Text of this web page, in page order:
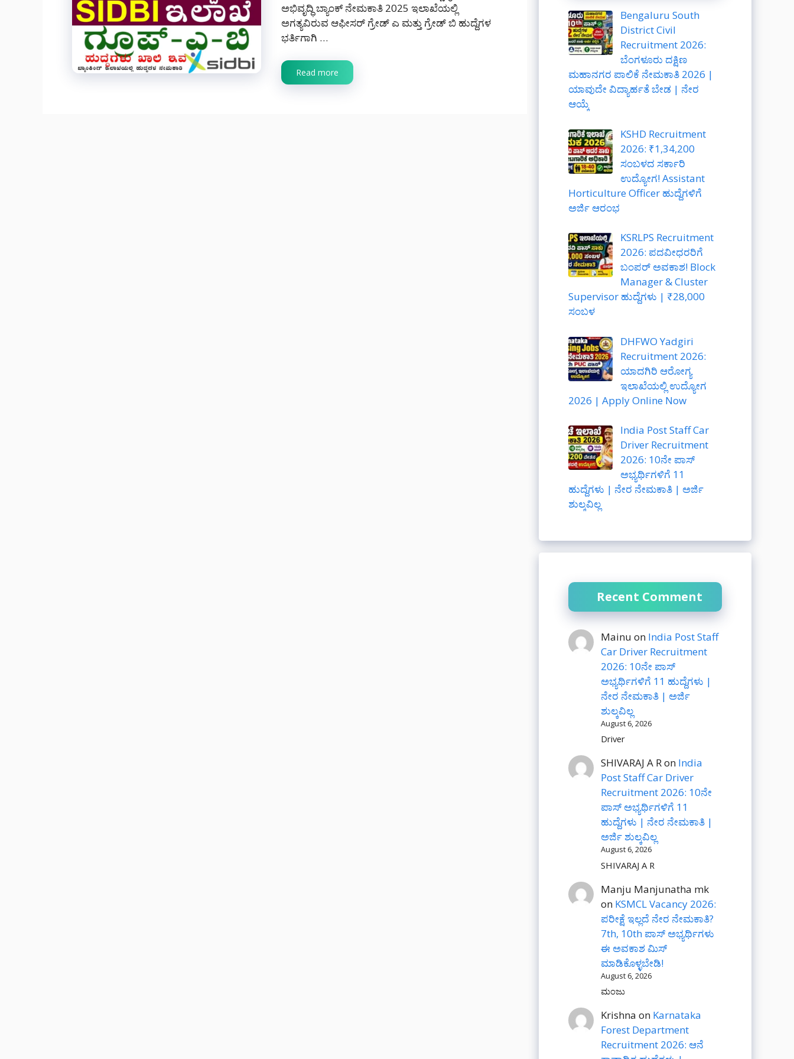
ಅಭಿವೃದ್ಧಿ ಬ್ಯಾಂಕ್ ನೇಮಕಾತಿ 2025 ಇಲಾಖೆಯಲ್ಲಿ
ಅಗತ್ಯವಿರುವ ಆಫೀಸರ್ ಗ್ರೇಡ್ ಎ ಮತ್ತು ಗ್ರೇಡ್ ಬಿ ಹುದ್ದೆಗಳ
ಭರ್ತಿಗಾಗಿ …
Read more
Bengaluru South
District Civil
Recruitment 2026:
ಬೆಂಗಳೂರು ದಕ್ಷಿಣ
ಮಹಾನಗರ ಪಾಲಿಕೆ ನೇಮಕಾತಿ 2026 |
ಯಾವುದೇ ವಿದ್ಯಾರ್ಹತೆ ಬೇಡ | ನೇರ
ಆಯ್ಕೆ
KSHD Recruitment
2026: ₹1,34,200
ಸಂಬಳದ ಸರ್ಕಾರಿ
ಉದ್ಯೋಗ! Assistant
Horticulture Officer ಹುದ್ದೆಗಳಿಗೆ
ಅರ್ಜಿ ಆರಂಭ
KSRLPS Recruitment
2026: ಪದವೀಧರರಿಗೆ
ಬಂಪರ್ ಅವಕಾಶ! Block
Manager & Cluster
Supervisor ಹುದ್ದೆಗಳು | ₹28,000
ಸಂಬಳ
DHFWO Yadgiri
Recruitment 2026:
ಯಾದಗಿರಿ ಆರೋಗ್ಯ
ಇಲಾಖೆಯಲ್ಲಿ ಉದ್ಯೋಗ
2026 | Apply Online Now
India Post Staff Car
Driver Recruitment
2026: 10ನೇ ಪಾಸ್
ಅಭ್ಯರ್ಥಿಗಳಿಗೆ 11
ಹುದ್ದೆಗಳು | ನೇರ ನೇಮಕಾತಿ | ಅರ್ಜಿ
ಶುಲ್ಕವಿಲ್ಲ
Recent Comment
Mainu on India Post Staff
Car Driver Recruitment
2026: 10ನೇ ಪಾಸ್
ಅಭ್ಯರ್ಥಿಗಳಿಗೆ 11 ಹುದ್ದೆಗಳು |
ನೇರ ನೇಮಕಾತಿ | ಅರ್ಜಿ
ಶುಲ್ಕವಿಲ್ಲ
August 6, 2026
Driver
SHIVARAJ A Ron India
Post Staff Car Driver
Recruitment 2026: 10ನೇ
ಪಾಸ್ ಅಭ್ಯರ್ಥಿಗಳಿಗೆ 11
ಹುದ್ದೆಗಳು | ನೇರ ನೇಮಕಾತಿ |
ಅರ್ಜಿ ಶುಲ್ಕವಿಲ್ಲ
August 6, 2026
SHIVARAJ A R
Manju Manjunatha mk
on KSMCL Vacancy 2026:
ಪರೀಕ್ಷೆ ಇಲ್ಲದೆ ನೇರ ನೇಮಕಾತಿ?
7th, 10th ಪಾಸ್ ಅಭ್ಯರ್ಥಿಗಳು
ಈ ಅವಕಾಶ ಮಿಸ್
ಮಾಡಿಕೊಳ್ಳಬೇಡಿ!
August 6, 2026
ಮಂಜು
Krishna on Karnataka
Forest Department
Recruitment 2026: ಆನೆ